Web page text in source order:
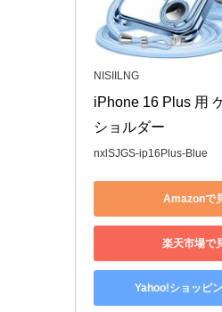
NISIILNG
iPhone 16 Plus 用
ショルダー
nxlSJGS-ip16Plus-Blue
Amazonで
楽天市場で
Yahoo!ショッピ